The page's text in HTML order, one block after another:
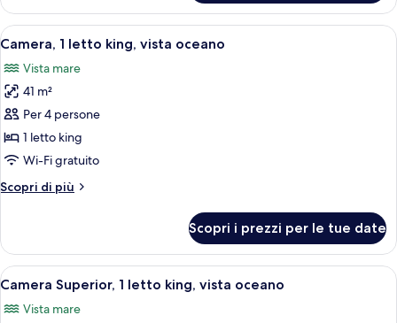
1
letto
king,
oceano
Apri
tutte
le
foto
per
Camera,
1
king,
Una camera d'albergo con un letto,
5
Camera, 1 letto king, vista oceano
Vista mare
41 m²
Per 4 persone
1 letto king
Wi-Fi gratuito
Scopri di più
Altri
1
letto
king,
oceano
Scopri i prezzi per le tue date
Apri
tutte
le
Camera d'albergo con un letto
8
Camera Superior, 1 letto king, vista oceano
Vista mare